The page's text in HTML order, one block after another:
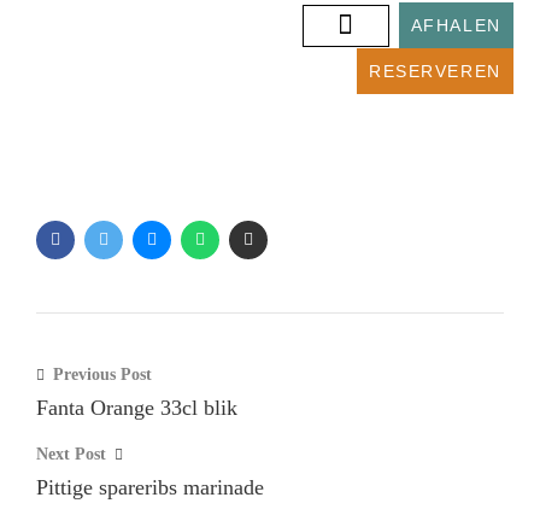
AFHALEN
RESERVEREN
Coca-Cola 33cl blik
Previous Post
Fanta Orange 33cl blik
Next Post
Pittige spareribs marinade